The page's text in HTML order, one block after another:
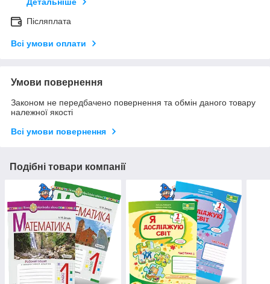
Детальніше
Післяплата
Всі умови оплати
Умови повернення
Законом не передбачено повернення та обмін даного товару
належної якості
Всі умови повернення
Подібні товари компанії